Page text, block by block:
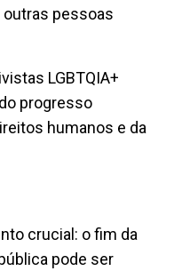
pessoas
LGBTQIA+
progresso
humanos e da
crucial: o fim da
pode ser